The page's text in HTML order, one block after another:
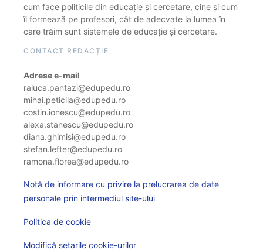
cum face politicile din educație și cercetare, cine și cum
îi formează pe profesori, cât de adecvate la lumea în
care trăim sunt sistemele de educație și cercetare.
CONTACT REDACȚIE
Adrese e-mail
raluca.pantazi@edupedu.ro
mihai.peticila@edupedu.ro
costin.ionescu@edupedu.ro
alexa.stanescu@edupedu.ro
diana.ghimisi@edupedu.ro
stefan.lefter@edupedu.ro
ramona.florea@edupedu.ro
Notă de informare cu privire la prelucrarea de date
personale prin intermediul site-ului
Politica de cookie
Modifică setarile cookie-urilor